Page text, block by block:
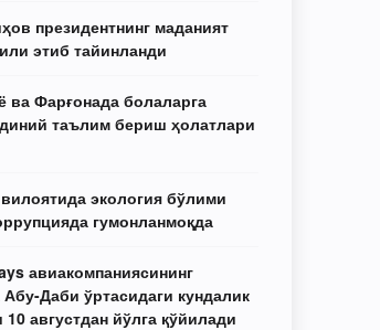
президентнинг маданият
этиб тайинланди
ва Фарғонада болаларга
таълим бериш ҳолатлари
экология бўлими
гумонланмоқда
авиакомпаниясининг
Даби ўртасидаги кундалик
10 августдан йўлга қўйилади